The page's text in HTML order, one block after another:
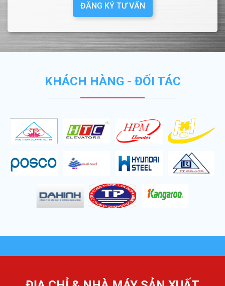
ĐĂNG KÝ TƯ VẤN
KHÁCH HÀNG - ĐỐI TÁC